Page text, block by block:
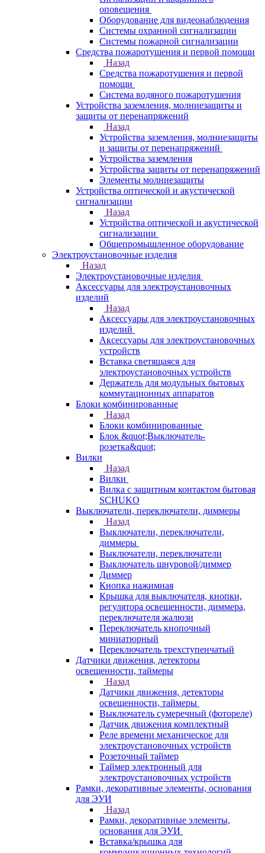
оповещения
Оборудование для видеонаблюдения
Системы охранной сигнализации
Системы пожарной сигнализации
Средства пожаротушения и первой помощи
Назад
Средства пожаротушения и первой
помощи
Система водяного пожаротушения
Устройства заземления, молниезащиты и
защиты от перенапряжений
Назад
Устройства заземления, молниезащиты
и защиты от перенапряжений
Устройства заземления
Устройства защиты от перенапряжений
Элементы молниезащиты
Устройства оптической и акустической
сигнализации
Назад
Устройства оптической и акустической
сигнализации
Общепромышленное оборудование
Электроустановочные изделия
Назад
Электроустановочные изделия
Аксессуары для электроустановочных
изделий
Назад
Аксессуары для электроустановочных
изделий
Аксессуары для электроустановочных
устройств
Вставка светящаяся для
электроустановочных устройств
Держатель для модульных бытовых
коммутационных аппаратов
Блоки комбинированные
Назад
Блоки комбинированные
Блок &quot;Выключатель-
розетка&quot;
Вилки
Назад
Вилки
Вилка с защитным контактом бытовая
SCHUKO
Выключатели, переключатели, диммеры
Назад
Выключатели, переключатели,
диммеры
Выключатели, переключатели
Выключатель шнуровой/диммер
Диммер
Кнопка нажимная
Крышка для выключателя, кнопки,
регулятора освещенности, диммера,
переключателя жалюзи
Переключатель кнопочный
миниатюрный
Переключатель трехступенчатый
Датчики движения, детекторы
освещенности, таймеры
Назад
Датчики движения, детекторы
освещенности, таймеры
Выключатель сумеречный (фотореле)
Датчик движения комплектный
Реле времени механическое для
электроустановочных устройств
Розеточный таймер
Таймер электронный для
электроустановочных устройств
Рамки, декоративные элементы, основания
для ЭУИ
Назад
Рамки, декоративные элементы,
основания для ЭУИ
Вставка/крышка для